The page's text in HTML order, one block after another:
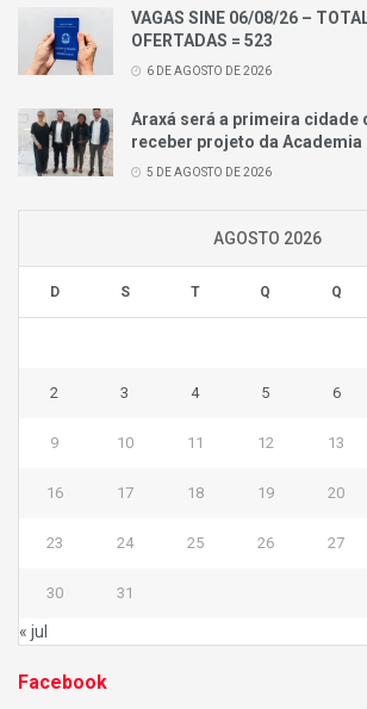
VAGAS SINE 06/08/26 –
OFERTADAS = 523
6 DE AGOSTO DE 2026
Araxá será a primeira cidade
receber projeto da
5 DE AGOSTO DE 2026
AGOSTO 2026
D S T Q Q
2 3 4 5 6
9 10 11 12 13
16 17 18 19 20
23 24 25 26 27
30 31
« jul
Facebook